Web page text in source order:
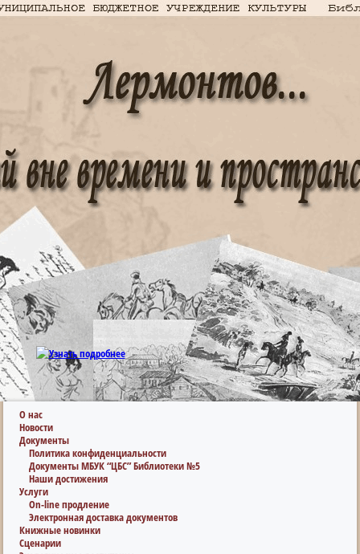
О нас
Новости
Документы
Политика конфиденциальности
Документы МБУК “ЦБС” Библиотеки №5
Наши достижения
Услуги
On-line продление
Электронная доставка документов
Книжные новинки
Сценарии